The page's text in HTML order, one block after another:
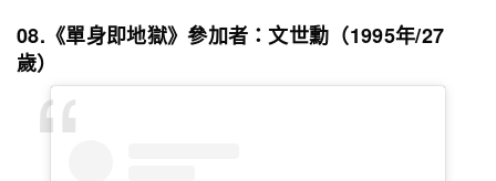
08.《單身即地獄》參加者：文世勳（1995年/27
歲）